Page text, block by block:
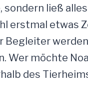
sondern ließ
erstmal etwas
Wer möchte
des